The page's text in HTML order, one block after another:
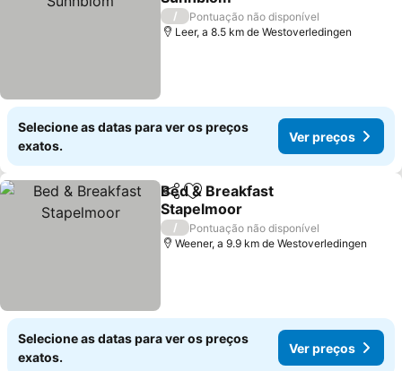
/
Pontuação não disponível
Leer, a 8.5 km de Westoverledingen
Selecione as datas para ver os preços
exatos.
Ver preços
PartilharAdicionar aos favoritos
Bed & Breakfast
Stapelmoor
/
Pontuação não disponível
Weener, a 9.9 km de Westoverledingen
Selecione as datas para ver os preços
exatos.
Ver preços